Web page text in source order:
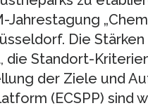
Jahrestagung
Die Stärken
die Standort-
der Ziele und
(ECSPP) sind